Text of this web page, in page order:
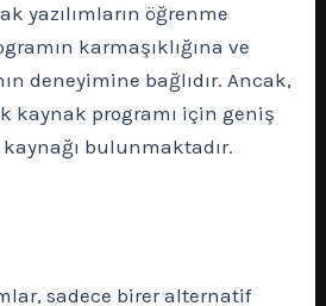
yazılımların öğrenme
karmaşıklığına ve
deneyimine bağlıdır. Ancak,
kaynak programı için geniş
bulunmaktadır.
sadece birer alternatif